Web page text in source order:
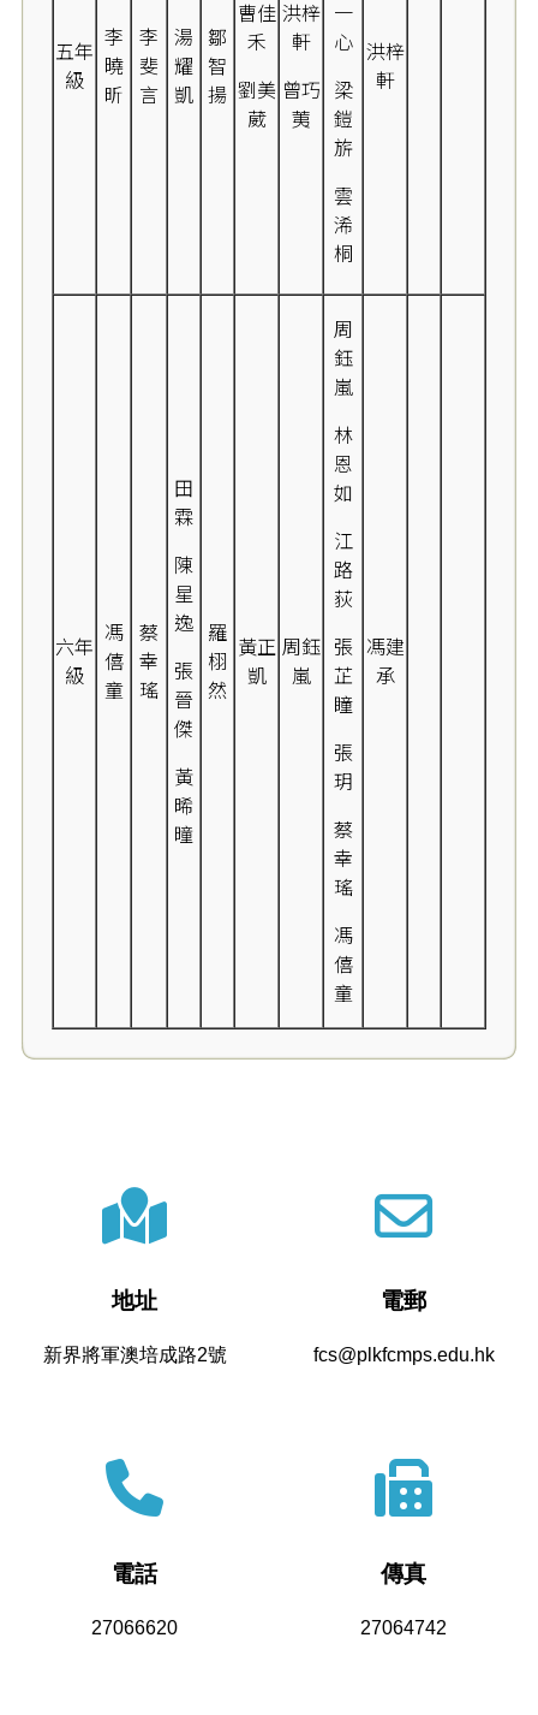
五年
級
李
曉
昕
李
斐
言
湯
耀
凱
鄒
智
揚
曹佳
禾
劉美
葳
洪梓
軒
曾巧
荑
一
心
梁
鎧
旂
雲
浠
桐
洪梓
軒
六年
級
馮
僖
童
蔡
幸
瑤
田
霖
陳
星
逸
張
晉
傑
黃
晞
曈
羅
栩
然
黃正
凱
周鈺
嵐
周
鈺
嵐
林
恩
如
江
路
荻
張
芷
瞳
張
玥
蔡
幸
瑤
馮
僖
童
馮建
承
地址
新界將軍澳培成路2號
電郵
fcs@plkfcmps.edu.hk
電話
27066620
傳真
27064742